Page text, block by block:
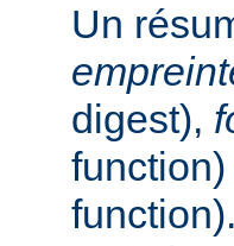
Un
digest),
function)